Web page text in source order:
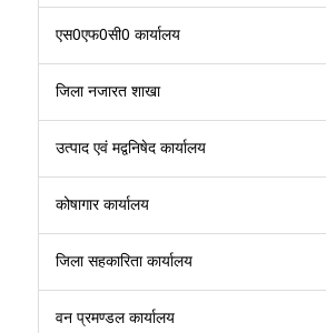
एस0एफ0सी0 कार्यालय
जिला नजारत शाखा
उत्‍पाद एवं मद्वनिषेद कार्यालय
कोषागार कार्यालय
जिला सहकारिता कार्यालय
वन प्रमण्‍डल कार्यालय